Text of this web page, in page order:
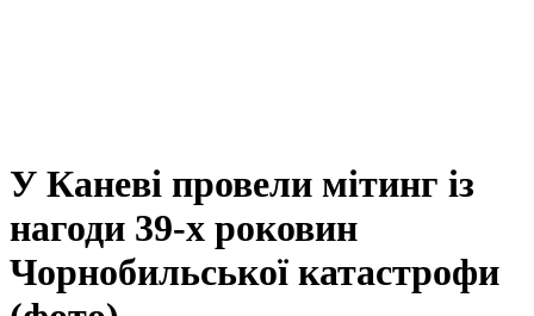
У Каневі провели мітинг із
нагоди 39-х роковин
Чорнобильської катастрофи